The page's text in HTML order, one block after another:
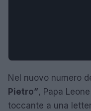
Nel nuovo numero
Pietro”, Papa
toccante a una